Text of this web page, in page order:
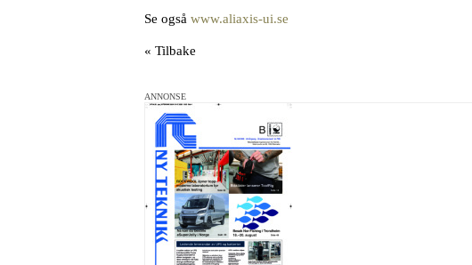
Se også www.aliaxis-ui.se
« Tilbake
ANNONSE